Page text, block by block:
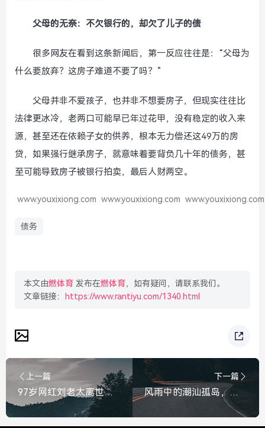
父母的无奈：不欠银行的，却欠了儿子的债
很多网友在看到这条新闻后，第一反应往往是：“父母为
什么要放弃？这房子难道不要了吗？”
父母并非不爱孩子，也并非不想要房子，但现实往往比
法律更冰冷，老两口可能早已年过花甲，没有稳定的收入来
源，甚至还在依赖子女的供养，根本无力偿还这49万的房
贷，如果强行继承房子，就意味着要背负几十年的债务，甚
至可能导致房子被银行拍卖，最后人财两空。
www.youxixiong.com www.youxixiong.com www.youxixiong.com
债务
本文由燃体育 发布在燃体育，如有疑问，请联系我们。
文章链接：
https://www.rantiyu.com/1340.html
上一篇
97岁网红刘老太离世，她躺平了一辈子，却活成了我们最羡慕的模样
下一篇
风雨中的潮汕孤岛，广东惠来县内涝实录与反思，风雨中的潮汕孤岛，广东惠来县内涝实录与反思